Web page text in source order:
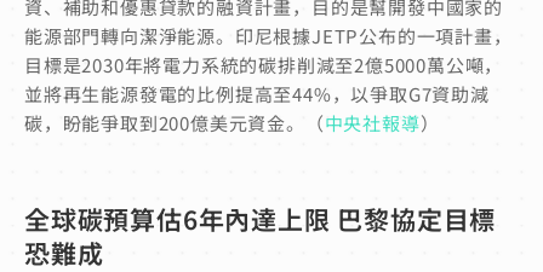
資、補助和優惠貸款的融資計畫，目的是幫開發中國家的
能源部門轉向潔淨能源。印尼根據JETP公布的一項計畫，
目標是2030年將電力系統的碳排削減至2億5000萬公噸，
並將再生能源發電的比例提高至44%，以爭取G7資助減
碳，盼能爭取到200億美元資金。（中央社報導）
全球碳預算估6年內達上限 巴黎協定目標
恐難成